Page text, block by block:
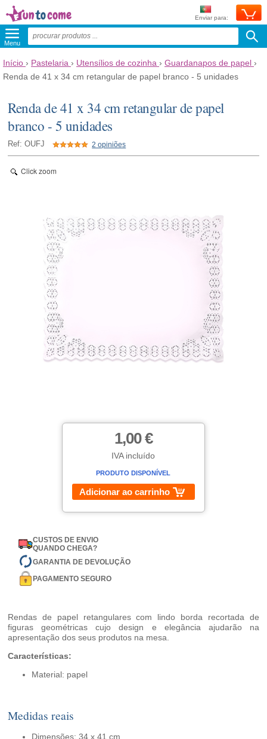
Enviar para:
Menu
Início › Pastelaria › Utensílios de cozinha › Guardanapos de papel ›
Renda de 41 x 34 cm retangular de papel branco - 5 unidades
Renda de 41 x 34 cm retangular de papel
branco - 5 unidades
Ref: OUFJ 2 opiniões
Click zoom
1,00 €
IVA incluído
PRODUTO DISPONÍVEL
Adicionar ao carrinho
CUSTOS DE ENVIO
QUANDO CHEGA?
GARANTIA DE DEVOLUÇÃO
PAGAMENTO SEGURO
Rendas de papel retangulares com lindo borda recortada de
figuras geométricas cujo design e elegância ajudarão na
apresentação dos seus produtos na mesa.
Características:
Material: papel
Medidas reais
Dimensões: 34 x 41 cm